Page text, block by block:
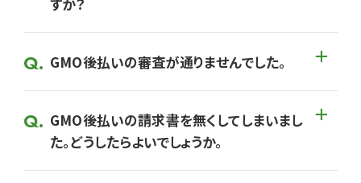
GMO後払いの審査が通りませんでした。
GMO後払いの請求書を無くしてしまいまし
た。どうしたらよいでしょうか。